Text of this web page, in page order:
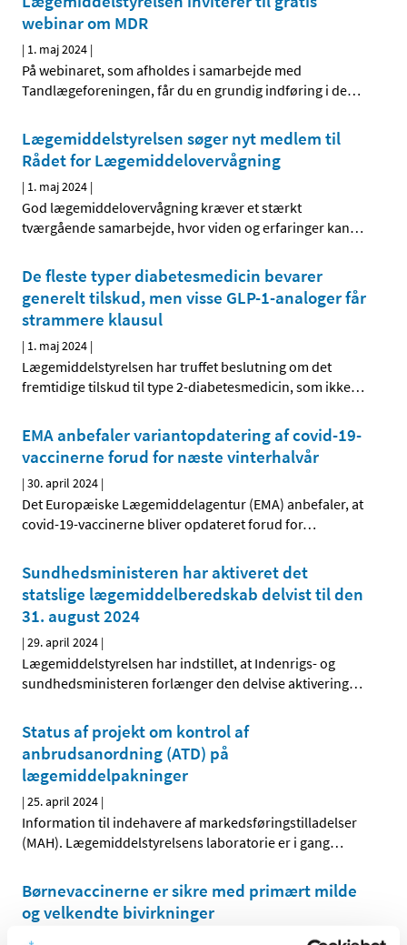
webinar om MDR
| 1. maj 2024 |
På webinaret, som afholdes i samarbejde med
Tandlægeforeningen, får du en grundig indføring i de…
Lægemiddelstyrelsen søger nyt medlem til
Rådet for Lægemiddelovervågning
| 1. maj 2024 |
God lægemiddelovervågning kræver et stærkt
tværgående samarbejde, hvor viden og erfaringer kan…
De fleste typer diabetesmedicin bevarer
generelt tilskud, men visse GLP-1-analoger får
strammere klausul
| 1. maj 2024 |
Lægemiddelstyrelsen har truffet beslutning om det
fremtidige tilskud til type 2-diabetesmedicin, som ikke…
EMA anbefaler variantopdatering af covid-19-
vaccinerne forud for næste vinterhalvår
|30. april 2024 |
Det Europæiske Lægemiddelagentur (EMA) anbefaler, at
covid-19-vaccinerne bliver opdateret forud for…
Sundhedsministeren har aktiveret det
statslige lægemiddelberedskab delvist til den
31. august 2024
|29. april 2024 |
Lægemiddelstyrelsen har indstillet, at Indenrigs- og
sundhedsministeren forlænger den delvise aktivering…
Status af projekt om kontrol af
anbrudsanordning (ATD) på
lægemiddelpakninger
|25. april 2024 |
Information til indehavere af markedsføringstilladelser
(MAH). Lægemiddelstyrelsens laboratorie er i gang…
Børnevaccinerne er sikre med primært milde
og velkendte bivirkninger
22. april 2024